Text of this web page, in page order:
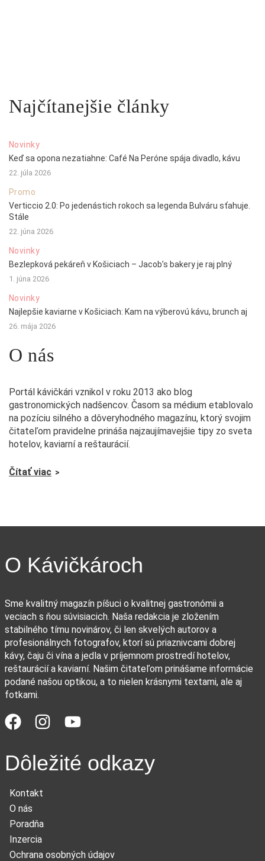
Najčítanejšie články
Novinky
Keď sa opona nezatiahne: Café Na Peróne spája divadlo, kávu
22. júla 2026
Promo
Verticcio 2.0: Po jedenástich rokoch sa legenda Bulváru sťahuje.
Stále
22. júna 2026
Novinky
Bezlepková pekáreň v Košiciach – Jacob’s bakery je raj plný
1. júna 2026
Novinky
Najlepšie kaviarne v Košiciach: Kam na výberovú kávu, brunch aj
26. mája 2026
O nás
Portál kávičkári vznikol v roku 2013 ako blog
gastronomických nadšencov. Časom sa médium etablovalo
na pozíciu silného a dôveryhodného magazínu, ktorý svojim
čitateľom pravidelne prináša najzaujímavejšie tipy zo sveta
hotelov, kaviarní a reštaurácií.
Čítať viac
O Kávičkároch
Sme kvalitný magazín píšuci o kvalitnej gastronómii a
veciach s ňou súvisiacich. Naša redakcia je zložením
stabilného tímu novinárov, či len skvelých autorov a
profesionálnych fotografov, ktorí sú priaznivcami dobrej
kávy, čaju či vína a jedla v príjemnom prostredí hotelov,
reštaurácií a kaviarní. Našim čitateľom prinášame informácie
podané našou optikou, a to nielen krásnymi textami, ale aj
fotkami.
Dôležité odkazy
Kontakt
O nás
Poradňa
Inzercia
Ochrana osobných údajov